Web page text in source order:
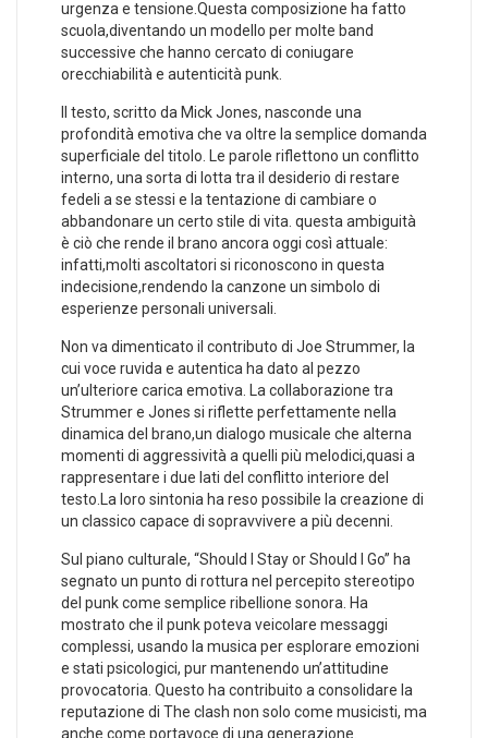
urgenza ⁢e tensione.Questa composizione ha ⁣fatto
⁢scuola,diventando un modello⁣ per molte band
successive che hanno cercato di coniugare
‌orecchiabilità‍ e autenticità​ punk.
Il‍ testo,​ scritto da Mick Jones, nasconde una
profondità emotiva che va oltre la semplice‍ domanda
superficiale del titolo. Le parole riflettono ‍un ‌conflitto⁣
interno, ​una ⁢sorta di lotta tra il desiderio di ⁣restare
fedeli a se stessi ‌e la tentazione⁣ di cambiare o
abbandonare un certo stile di vita. questa ambiguità
‍è ciò che ⁤rende il brano ancora oggi così attuale:
infatti,molti ​ascoltatori si riconoscono ‍in questa
indecisione,rendendo⁤ la canzone ⁣un simbolo di
esperienze ‍personali universali.
Non va dimenticato il contributo di ⁢Joe Strummer, la
cui ‌voce ruvida e autentica ha dato ⁤al pezzo
un’ulteriore carica emotiva.⁤ La ‍collaborazione tra
Strummer e⁢ Jones ⁢si riflette perfettamente ⁣nella
dinamica‍ del brano,un dialogo musicale che​ alterna
‌momenti di aggressività a quelli ‍più melodici,quasi a
rappresentare i due lati ​del conflitto interiore del
testo.La loro sintonia ha reso possibile la ‍creazione⁢ di
un⁢ classico capace di sopravvivere a più decenni.
Sul piano culturale, “Should I Stay ‌or Should I Go” ha
⁢segnato un punto di ⁤rottura nel percepito stereotipo
del punk come semplice ribellione sonora.⁣ Ha
mostrato che il punk poteva veicolare messaggi
complessi, usando la​ musica per esplorare emozioni
e ⁢stati⁤ psicologici, pur ​mantenendo un’attitudine‌
provocatoria.‌ Questo ha contribuito a consolidare la
reputazione di The ⁣clash non solo come musicisti, ma
anche come⁤ portavoce ‍di una generazione.